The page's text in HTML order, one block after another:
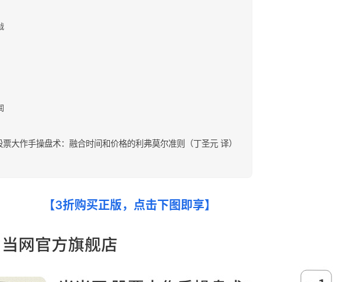
大作手操盘术：融合时间和价格的利弗莫尔准则（丁圣元 译）
【3折购买正版，点击下图即享】